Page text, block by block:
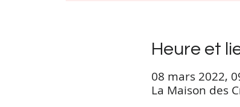
Heure et
08 mars 2022,
La Maison des